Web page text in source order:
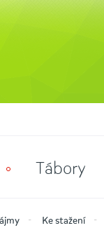
Tábory
Ke stažení